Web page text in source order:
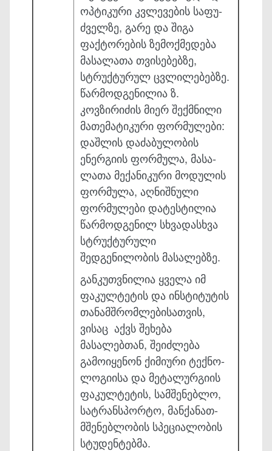
ოპტიკური კვლე­ვების საფუ­
ძველზე, გარე და შიგა
ფაქტორების ზემოქმედება
მასალათა თვისებებზე,
სტრუქ­ტურულ ცვლილებებზე.
წარმოდგენილია ზ.
კოვზირიძის მიერ შექმნილი
მა­თემატიკური ფორმულები:
დაშლის დაძაბულობის
ენერგიის ფორმულა, მასა­
ლათა მექანიკური მოდულის
ფორმულა, აღნიშნული
ფორმულები დატესტილია
წარმო­დგენილ სხვადასხვა
სტრუქტურული
შედგენილობის მასალებზე.
განკუთვნილია ყველა იმ
ფაკულტეტის და ინსტიტუტის
თანამ­შრო­მლე­ბისათვის,
ვისაც აქვს შეხება
მასალებთან, შეიძლება
გამოიყენონ ქიმიური ტექნო­
ლო­გიისა და მეტალურგიის
ფაკულტეტის, სამშენებლო,
სატრანსპორტო, მან­ქანათ­
მშე­ნებლობის სპეციალობის
სტუდენტებმა.